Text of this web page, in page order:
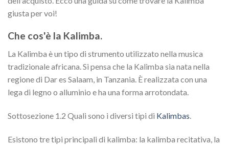
giusta per voi!
Che cos'è la Kalimba.
La Kalimba è un tipo di strumento utilizzato nella musica
tradizionale africana. Si pensa che la Kalimba sia nata nella
regione di Dar es Salaam, in Tanzania. È realizzata con una
lega di legno o alluminio e ha una forma arrotondata.
Sottosezione 1.2 Quali sono i diversi tipi di Kalimbas
Esistono tre tipi principali di kalimba: la kalimba recitativa, la